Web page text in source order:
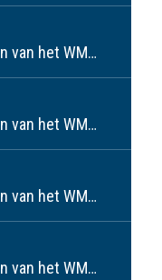
Perry v.d. Ven
Lenn Jakobs
en Torn Strik
Jan v.d. Hulsbeek